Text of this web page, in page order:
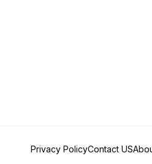
Privacy PolicyContact US